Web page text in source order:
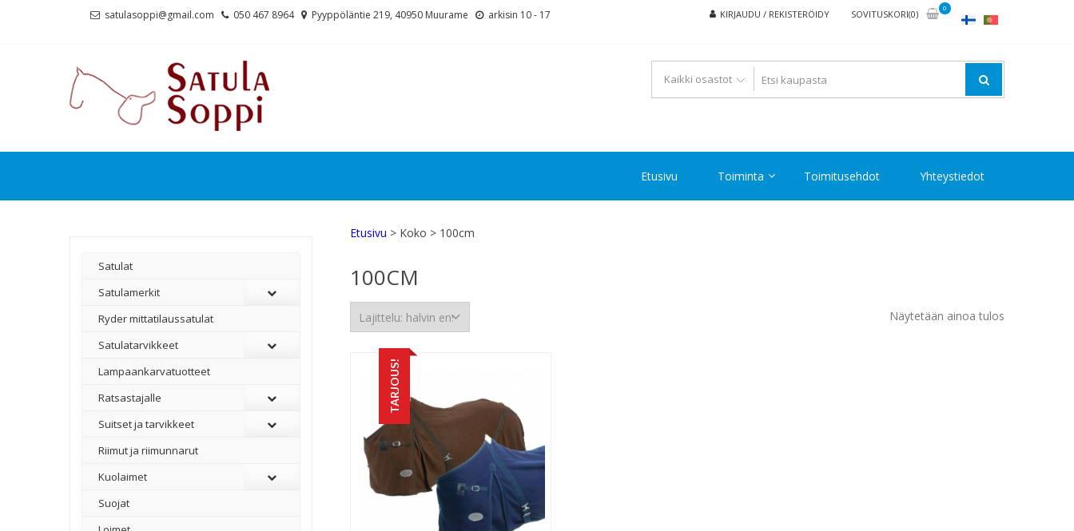
satulasoppi@gmail.com 050 467 8964 Pyyppöläntie 219, 40950 Muurame arkisin 10 - 17 KIRJAUDU / REKISTERÖIDY SOVITUSKORI(0)
0
Etusivu Toiminta Toimitusehdot Yhteystiedot
Etusivu > Koko > 100cm
100CM
Näytetään ainoa tulos
TARJOUS!
Satulat
Satulamerkit
Ryder mittatilaussatulat
Satulatarvikkeet
–
Lampaankarvatuotteet
Ratsastajalle
Suitset ja tarvikkeet
Riimut ja riimunnarut
Kuolaimet
Suojat